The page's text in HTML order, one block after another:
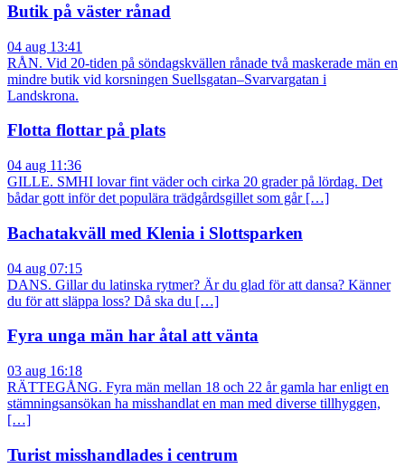
Butik på väster rånad
04 aug 13:41
RÅN. Vid 20-tiden på söndagskvällen rånade två maskerade män en
mindre butik vid korsningen Suellsgatan–Svarvargatan i
Landskrona.
Flotta flottar på plats
04 aug 11:36
GILLE. SMHI lovar fint väder och cirka 20 grader på lördag. Det
bådar gott inför det populära trädgårdsgillet som går […]
Bachatakväll med Klenia i Slottsparken
04 aug 07:15
DANS. Gillar du latinska rytmer? Är du glad för att dansa? Känner
du för att släppa loss? Då ska du […]
Fyra unga män har åtal att vänta
03 aug 16:18
RÄTTEGÅNG. Fyra män mellan 18 och 22 år gamla har enligt en
stämningsansökan ha misshandlat en man med diverse tillhyggen,
[…]
Turist misshandlades i centrum